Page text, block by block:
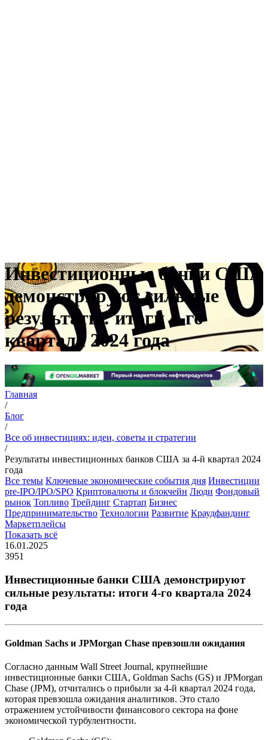
Инвестиционные банки США
демонстрируют сильные
результаты: итоги 4-го
квартала 2024 года
Главная
/
Блог
/
Все об инвестициях: идеи, советы и стратегии
/
Результаты инвестиционных банков США за 4-й квартал 2024
года
Все темы Ключевые экономические события дня Инвестиции
pre-IPO/IPO/SPO Криптовалюты и блокчейн Люди Фондовый
рынок Топливо Трейдинг Стартап Бизнес
Предпринимательство Технологии Развитие Краудфандинг
Маркетплейсы
Показать всё
16.01.2025
3951
Инвестиционные банки США демонстрируют
сильные результаты: итоги 4-го квартала 2024
года
Goldman Sachs и JPMorgan Chase превзошли ожидания
Согласно данным Wall Street Journal, крупнейшие
инвестиционные банки США, Goldman Sachs (GS) и JPMorgan
Chase (JPM), отчитались о прибыли за 4-й квартал 2024 года,
которая превзошла ожидания аналитиков. Это стало
отражением устойчивости финансового сектора на фоне
экономической турбулентности.